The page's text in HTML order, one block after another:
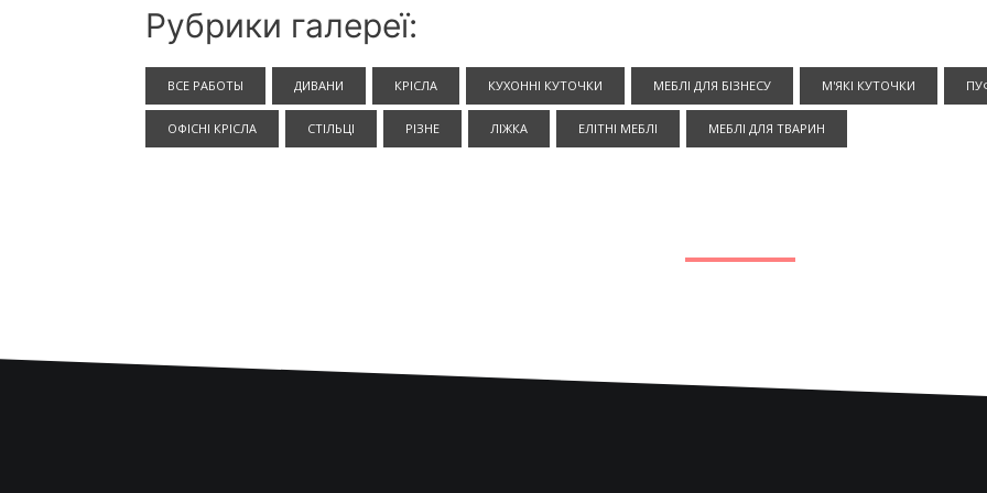
Рубрики галереї:
ВСЕ РАБОТЫ ДИВАНИ КРІСЛА КУХОННІ КУТОЧКИ МЕБЛІ ДЛЯ БІЗНЕСУ М'ЯКІ КУТОЧКИ
ОФІСНІ КРІСЛА СТІЛЬЦІ РІЗНЕ ЛІЖКА ЕЛІТНІ МЕБЛІ МЕБЛІ ДЛЯ ТВАРИН